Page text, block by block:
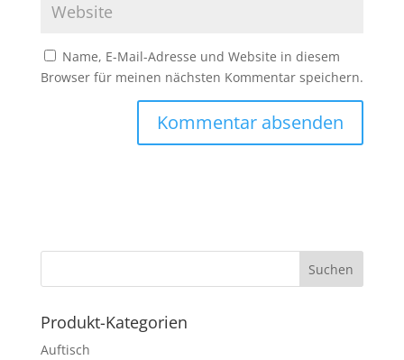
Name, E-Mail-Adresse und Website in diesem
Browser für meinen nächsten Kommentar speichern.
Produkt-Kategorien
Auftisch